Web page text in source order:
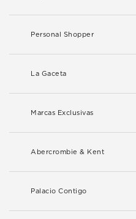
Personal Shopper
La Gaceta
Marcas Exclusivas
Abercrombie & Kent
Palacio Contigo